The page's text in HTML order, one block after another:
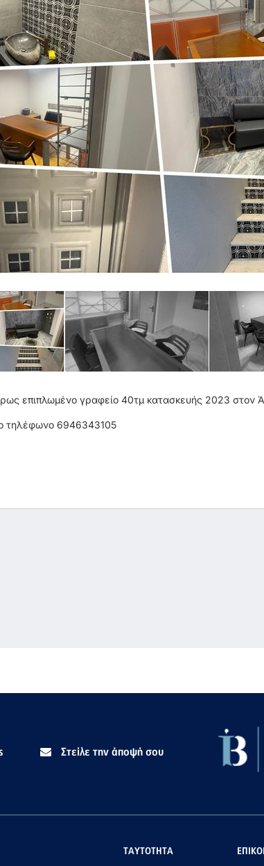
επιπλωμένο γραφείο 40τμ κατασκευής 2023 στον
τηλέφωνο 6946343105
Στείλε την άποψή σου
ΤΑΥΤΟΤΗΤΑ